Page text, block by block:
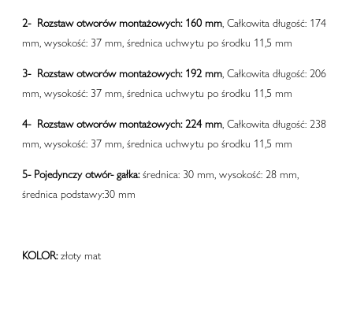
2- Rozstaw otworów montażowych: 160 mm, Całkowita długość: 174
mm, wysokość: 37 mm, średnica uchwytu po środku 11,5 mm
3- Rozstaw otworów montażowych: 192 mm, Całkowita długość: 206
mm, wysokość: 37 mm, średnica uchwytu po środku 11,5 mm
4- Rozstaw otworów montażowych: 224 mm, Całkowita długość: 238
mm, wysokość: 37 mm, średnica uchwytu po środku 11,5 mm
5- Pojedynczy otwór- gałka:średnica: 30 mm, wysokość: 28 mm,
średnica podstawy:30 mm
KOLOR:złoty mat